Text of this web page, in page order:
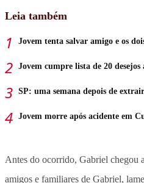
Leia também
Jovem tenta salvar amigo e os
Jovem cumpre lista de 20
SP: uma semana depois de
Jovem morre após acidente em
Antes do ocorrido, Gabriel chegou
amigos e familiares de Gabriel,